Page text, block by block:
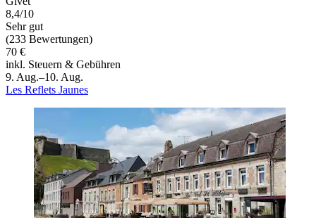
8,4/10
Sehr gut
(233 Bewertungen)
70 €
inkl. Steuern & Gebühren
9. Aug.–10. Aug.
Les Reflets Jaunes